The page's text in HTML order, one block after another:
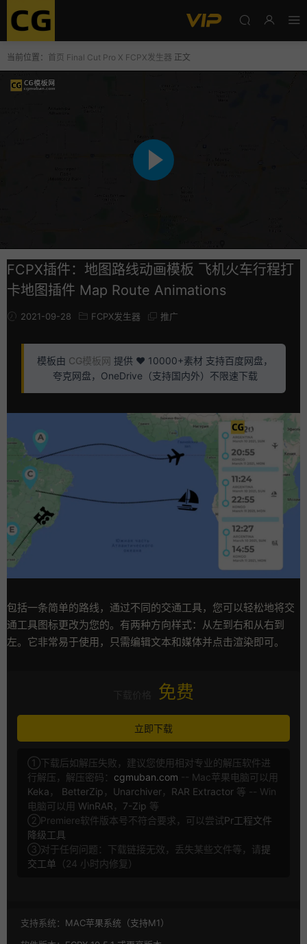
当前位置： 首页 Final Cut Pro X FCPX发生器 正文
FCPX插件：地图路线动画模板 飞机火车行程打
卡地图插件 Map Route Animations
2021-09-28 FCPX发生器 推广
模板由 CG模板网 提供 ❤️ 10000+素材 支持百度网盘，
夸克网盘，OneDrive（支持国内外）不限速下载
包括一条简单的路线，通过不同的交通工具，您可以轻松地将交
通工具图标更改为您的。有两种方向样式：从左到右和从右到
左。它非常易于使用，只需编辑文本和媒体并点击渲染即可。
免费
立即下载
①下载后如解压失败，建议您使用相对专业的解压软件进
行解压，解压密码： cgmuban.com -- Mac苹果电脑可以用
Keka ， BetterZip ， Unarchiver， RAR Extractor 等 -- Win
电脑可以用 WinRAR ， 7-Zip 等
②Premiere软件版本号不符合要求，可以尝试Pr工程文件
降级工具
③对于任何问题：下载链接无效，丢失某些文件等，请提
交工单 （24 小时内修复）
支持系统： MAC苹果系统（支持M1）